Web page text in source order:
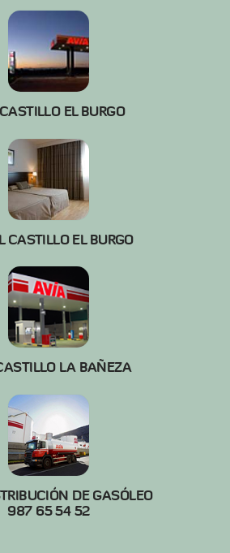
EL BURGO
CASTILLO EL BURGO
LA BAÑEZA
DE GASÓLEO
987 65 54 52